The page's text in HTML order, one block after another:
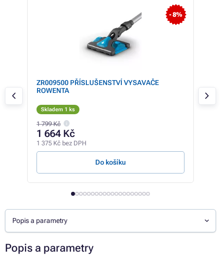
- 8%
ZR009500 PŘÍSLUŠENSTVÍ VYSAVAČE
ROWENTA
Skladem 1 ks
1 799 Kč
1 664 Kč
1 375 Kč bez DPH
Do košíku
Popis a parametry
Popis a parametry